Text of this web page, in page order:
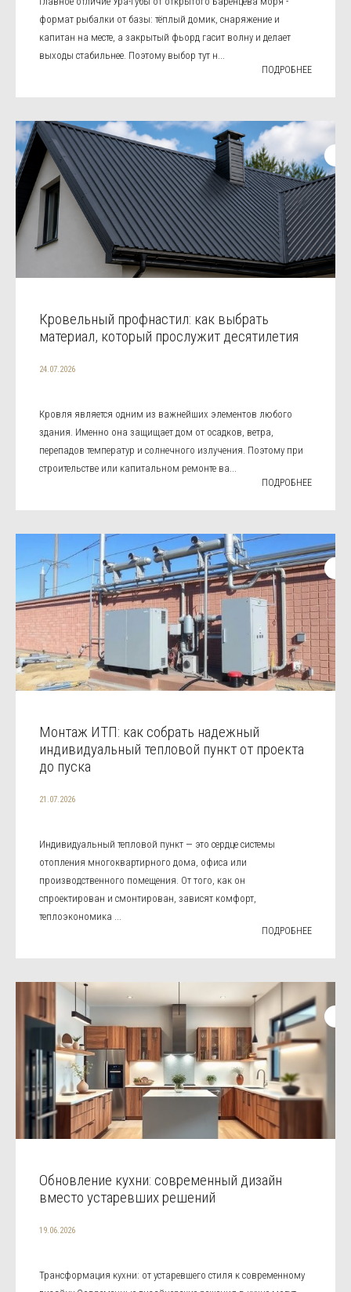
формат рыбалки от базы: тёплый домик, снаряжение и
капитан на месте, а закрытый фьорд гасит волну и делает
выходы стабильнее. Поэтому выбор тут н...
ПОДРОБНЕЕ
Кровельный профнастил: как выбрать
материал, который прослужит десятилетия
24.07.2026
Кровля является одним из важнейших элементов любого
здания. Именно она защищает дом от осадков, ветра,
перепадов температур и солнечного излучения. Поэтому при
строительстве или капитальном ремонте ва...
ПОДРОБНЕЕ
Монтаж ИТП: как собрать надежный
индивидуальный тепловой пункт от проекта
до пуска
21.07.2026
Индивидуальный тепловой пункт — это сердце системы
отопления многоквартирного дома, офиса или
производственного помещения. От того, как он
спроектирован и смонтирован, зависят комфорт,
теплоэкономика ...
ПОДРОБНЕЕ
Обновление кухни: современный дизайн
вместо устаревших решений
19.06.2026
Трансформация кухни: от устаревшего стиля к современному